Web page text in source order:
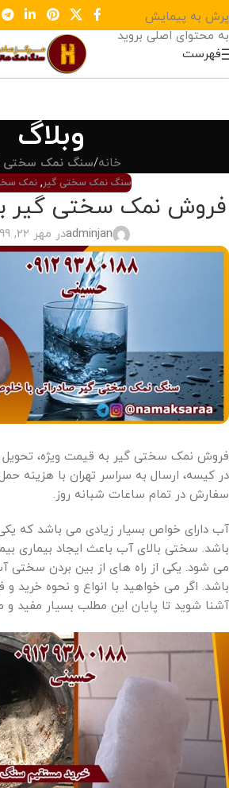
پرش به پیمایش
به محتوای اصلی بروید
فهرست
وبلاگ
خانه/سنگ نمک سختی
سنگ نمک سختی گیر,نمک
فروش نمک سختی گیر
adminjanدر مهر 22, 1399
فروش نمک سختی گیر به قیمت ویژه،
در کیسه، ارسال به سراسر تهران با هزینه
سفارش در تمام ساعات شبانه روز.
آب دارای خواص بسیار زیادی می باشد که
باشد. سختی بالای آب باعث ایجاد بیماری
می شود. یکی از راه های از بین بردن
باشد. اگر می خواهید با انواع و نحوه
آشنا شوید تا پایان این مطلب بسیار مفید و